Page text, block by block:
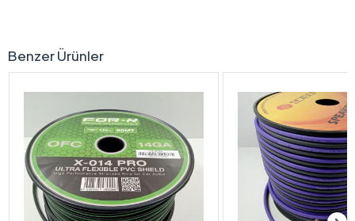
Benzer Ürünler